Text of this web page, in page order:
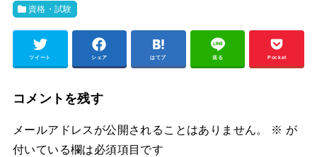
資格・試験
ツイート シェア はてブ 送る Pocket
コメントを残す
メールアドレスが公開されることはありません。 ※ が
付いている欄は必須項目です